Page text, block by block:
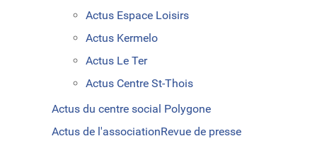
Actus Espace Loisirs
Actus Kermelo
Actus Le Ter
Actus Centre St-Thois
Actus du centre social Polygone
Actus de l'associationRevue de presse